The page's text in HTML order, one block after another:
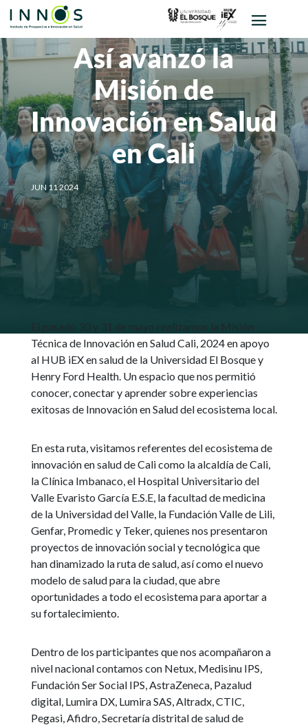
Así avanzó la
Misión de
Innovación en Salud
en Cali
JUN 11 2024
El pasado 30 y 31 de mayo realizamos la Misión
Técnica de Innovación en Salud Cali, 2024 en apoyo
al HUB iEX en salud de la Universidad El Bosque y
Henry Ford Health. Un espacio que nos permitió
conocer, conectar y aprender sobre experiencias
exitosas de Innovación en Salud del ecosistema local.
En esta ruta, visitamos referentes del ecosistema de
innovación en salud de Cali como la alcaldía de Cali,
la Clínica Imbanaco, el Hospital Universitario del
Valle Evaristo García E.S.E, la facultad de medicina
de la Universidad del Valle, la Fundación Valle de Lili,
Genfar, Promedic y Teker, quienes nos presentaron
proyectos de innovación social y tecnológica que
han dinamizado la ruta de salud, así como el nuevo
modelo de salud para la ciudad, que abre
oportunidades a todo el ecosistema para aportar a
su fortalecimiento.
Dentro de los participantes que nos acompañaron a
nivel nacional contamos con Netux, Medisinu IPS,
Fundación Ser Social IPS, AstraZeneca, Pazalud
digital, Lumira DX, Lumira SAS, Altradx, CTIC,
Pegasi, Afidro, Secretaría distrital de salud de